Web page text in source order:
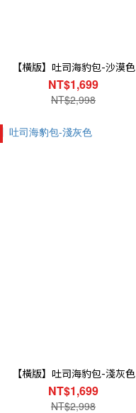
【橫版】吐司海豹包-沙漠色
NT$1,699
NT$2,998
【橫版】吐司海豹包-淺灰色
NT$1,699
NT$2,998